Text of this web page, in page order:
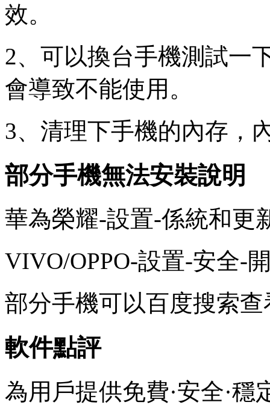
效。
2、可以換台手機測試一
會導致不能使用。
3、清理下手機的內存，
部分手機無法安裝說明
華為榮耀-設置-係統和更
VIVO/OPPO-設置-安全-
部分手機可以百度搜索查
軟件點評
為用戶提供免費·安全·穩